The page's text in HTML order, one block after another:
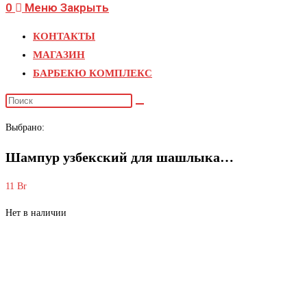
0 Меню Закрыть
КОНТАКТЫ
МАГАЗИН
БАРБЕКЮ КОМПЛЕКС
Выбрано:
Шампур узбекский для шашлыка…
11 Br
Нет в наличии